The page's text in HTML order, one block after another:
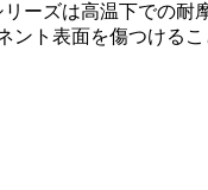
ーズは高温下での耐
ント表面を傷つける